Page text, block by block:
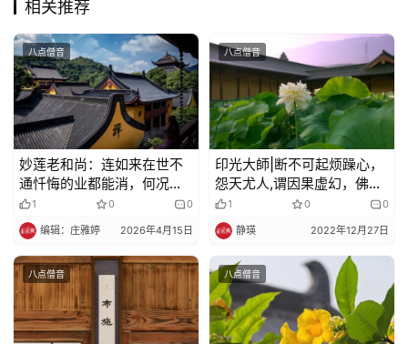
策
法
规
免
责
声
明
相关推荐
八点僧音
妙莲老和尚：连如来在世不
通忏悔的业都能消，何况其
他的业障？
1 0 0
编辑：庄雅婷 2026年4月15日
八点僧音
印光大師|断不可起烦躁心，
怨天尤人,谓因果虚幻，佛法
不灵。
1 0 0
静瑛 2022年12月27日
八点僧音 八点僧音